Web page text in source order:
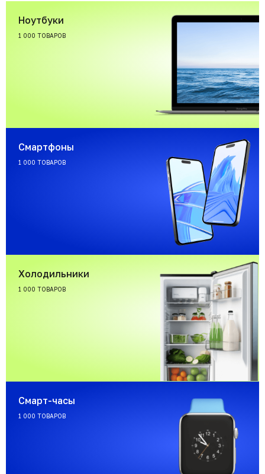
Ноутбуки
1 000 ТОВАРОВ
Смартфоны
1 000 ТОВАРОВ
Холодильники
1 000 ТОВАРОВ
Смарт-часы
1 000 ТОВАРОВ